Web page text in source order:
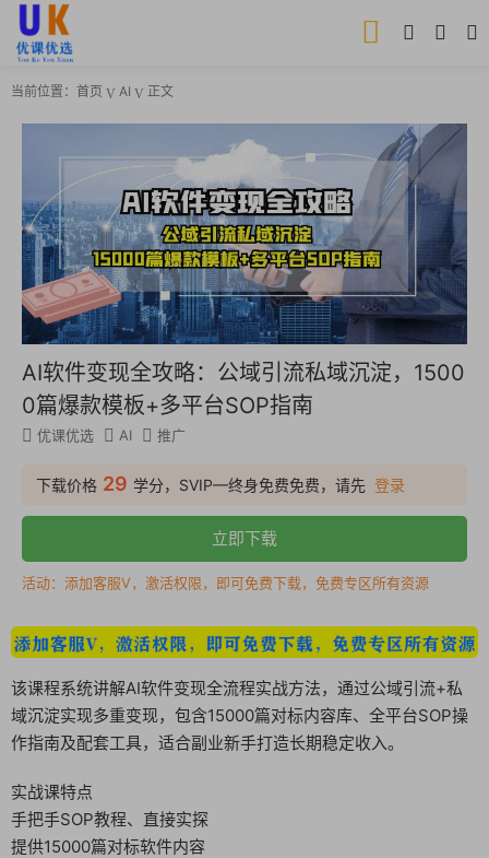
当前位置： 首页 AI 正文
AI软件变现全攻略：公域引流私域沉淀，1500
0篇爆款模板+多平台SOP指南
优课优选 AI 推广
下载价格 29 学分，SVIP—终身免费免费，请先 登录
立即下载
活动：添加客服V，激活权限，即可免费下载，免费专区所有资源
该课程系统讲解AI软件变现全流程实战方法，通过公域引流+私
域沉淀实现多重变现，包含15000篇对标内容库、全平台SOP操
作指南及配套工具，适合副业新手打造长期稳定收入。
实战课特点
手把手SOP教程、直接实探
提供15000篇对标软件内容